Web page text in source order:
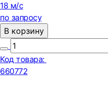
18 м/с
по запросу
В корзину
Код товара:
660772